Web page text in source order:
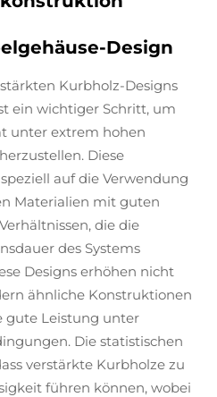
Design
Kurbholz-Designs
ein wichtiger Schritt, um
unter extrem hohen
Diese
auf die Verwendung
Materialien mit guten
die die
des Systems
Designs erhöhen nicht
ähnliche Konstruktionen
gute Leistung unter
Die statistischen
verstärkte Kurbholze zu
führen können, wobei